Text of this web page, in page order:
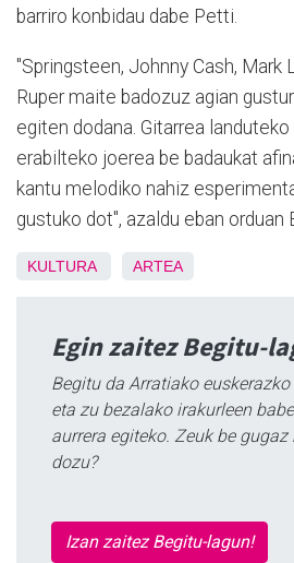
barriro konbidau dabe Petti.
"Springsteen, Johnny Cash, Mark
Ruper maite badozuz agian
egiten dodana. Gitarrea
erabilteko joerea be badaukat
kantu melodiko nahiz
gustuko dot", azaldu eban orduan
KULTURA ARTEA
Egin zaitez Begitu-
Begitu da Arratiako
eta zu bezalako irakurleen
aurrera egiteko. Zeuk be
dozu?
Izan zaitez Begitu-lagun!